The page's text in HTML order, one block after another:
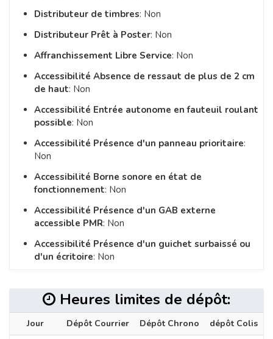
Distributeur de timbres: Non
Distributeur Prêt à Poster: Non
Affranchissement Libre Service: Non
Accessibilité Absence de ressaut de plus de 2 cm
de haut: Non
Accessibilité Entrée autonome en fauteuil roulant
possible: Non
Accessibilité Présence d'un panneau prioritaire:
Non
Accessibilité Borne sonore en état de
fonctionnement: Non
Accessibilité Présence d'un GAB externe
accessible PMR: Non
Accessibilité Présence d'un guichet surbaissé ou
d'un écritoire: Non
Heures limites de dépôt:
Jour Dépôt Courrier Dépôt Chrono
dépôt Colis